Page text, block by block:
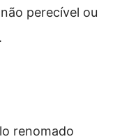
perecível ou
renomado